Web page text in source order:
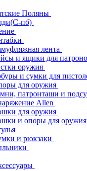
Поляны
пб)
лента
и ящики для
оружия
и сумки для
для оружия
патронташи и
Allen
для оружия
и опоры для оружия
и рюкзаки